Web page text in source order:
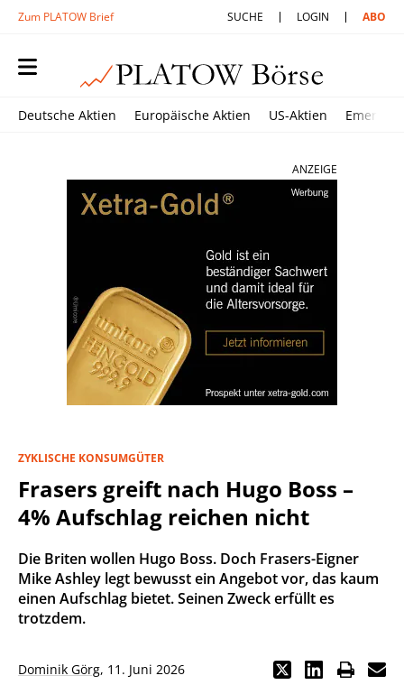
Zum PLATOW Brief SUCHE LOGIN ABO
Deutsche Aktien Europäische Aktien US-Aktien
ANZEIGE
ZYKLISCHE KONSUMGÜTER
Frasers greift nach Hugo Boss –
4% Aufschlag reichen nicht
Die Briten wollen Hugo Boss. Doch Frasers-Eigner
Mike Ashley legt bewusst ein Angebot vor, das kaum
einen Aufschlag bietet. Seinen Zweck erfüllt es
trotzdem.
Dominik Görg, 11. Juni 2026